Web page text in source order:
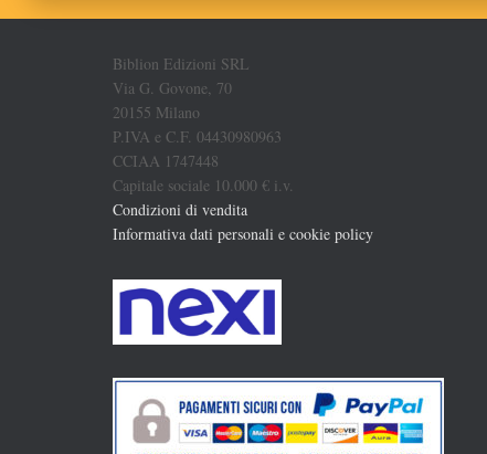
Biblion Edizioni SRL
Via G. Govone, 70
20155 Milano
P.IVA e C.F. 04430980963
CCIAA 1747448
Capitale sociale 10.000 € i.v.
Condizioni di vendita
Informativa dati personali e cookie policy